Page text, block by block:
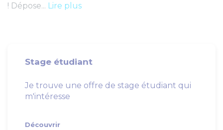
! Dépose... Lire plus
Stage étudiant
Je trouve une offre de stage étudiant qui
m'intéresse
Découvrir